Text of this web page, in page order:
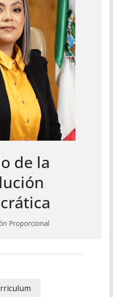
de la
Proporcional